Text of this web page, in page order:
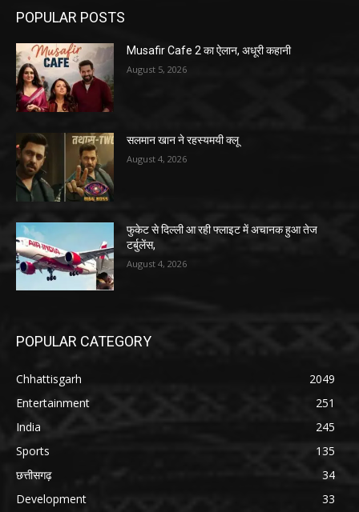
POPULAR POSTS
Musafir Cafe 2 का ऐलान, अधूरी कहानी
August 5, 2026
सलमान खान ने रहस्यमयी क्लू
August 4, 2026
फुकेट से दिल्ली आ रही फ्लाइट में अचानक हुआ तेज
टर्बुलेंस,
August 4, 2026
POPULAR CATEGORY
Chhattisgarh
2049
Entertainment
251
India
245
Sports
135
छत्तीसगढ़
34
Development
33